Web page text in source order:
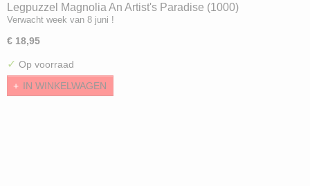
Legpuzzel Magnolia An Artist's Paradise (1000)
Verwacht week van 8 juni !
€ 18,95
✓ Op voorraad
IN WINKELWAGEN